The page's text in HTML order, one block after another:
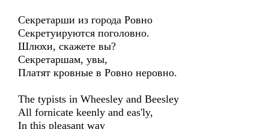
Секретарши из города Ровно
Секретуируются поголовно.
Шлюхи, скажете вы?
Секретаршам, увы,
Платят кровные в Ровно неровно.
The typists in Wheesley and Beesley
All fornicate keenly and eas'ly,
In this pleasant way